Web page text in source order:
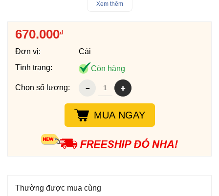
hỗn hợp, cả đường trường và đường mòn. Sản phẩm được lấy
công nghệ từ vỏ Anakee các dòng xe PKL Adventure của
Vỏ Michelin Anakee Street 90/80-14 có độ ổn định và khả năng
xử lý tay lái tuyệt vời nhờ các khối gai lớn trên bề mặt lốp. Các
khối này tạo thành các rãnh, giúp tăng khả năng chịu lực của lốp
trên đường và Thiết kế hoa lốp được tối ưu hóa nhằm đem lại
khả năng bám đường và mòn đều dưới mọi điều kiện địa hình.
Bố trí gai lốp theo hình chữ V giúp tối ưu hóa khả năng bám
đường, dù là đường rải nhựa hay không.
Vỏ Michelin Anakee Street 90/80-14 gắn được các dòng xe AB,
Xem thêm
670.000₫
Đơn vị:
Cái
Tình trạng:
Còn hàng
Chọn số lượng:
MUA NGAY
Thường được mua cùng